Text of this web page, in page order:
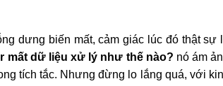
dưng biến mất, cảm giác lúc đó thật sự
mất dữ liệu xử lý như thế nào? nó ám
tích tắc. Nhưng đừng lo lắng quá, với